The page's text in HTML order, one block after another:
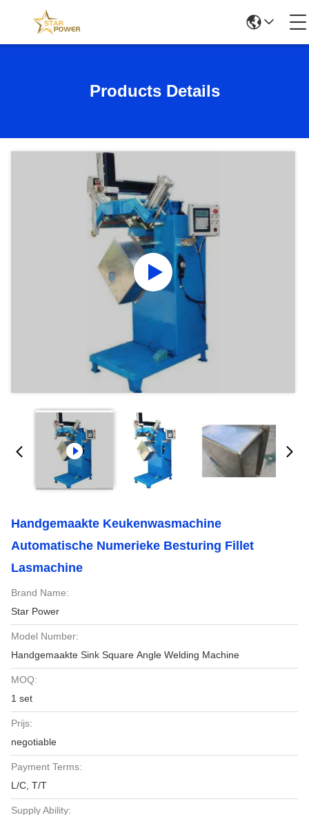
Products Details
Handgemaakte Keukenwasmachine
Automatische Numerieke Besturing Fillet
Lasmachine
Brand Name:
Star Power
Model Number:
Handgemaakte Sink Square Angle Welding Machine
MOQ:
1 set
Prijs:
negotiable
Payment Terms:
L/C, T/T
Supply Ability: